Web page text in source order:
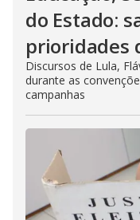
do Estado:
prioridades
Discursos de Lula,
durante as
campanhas